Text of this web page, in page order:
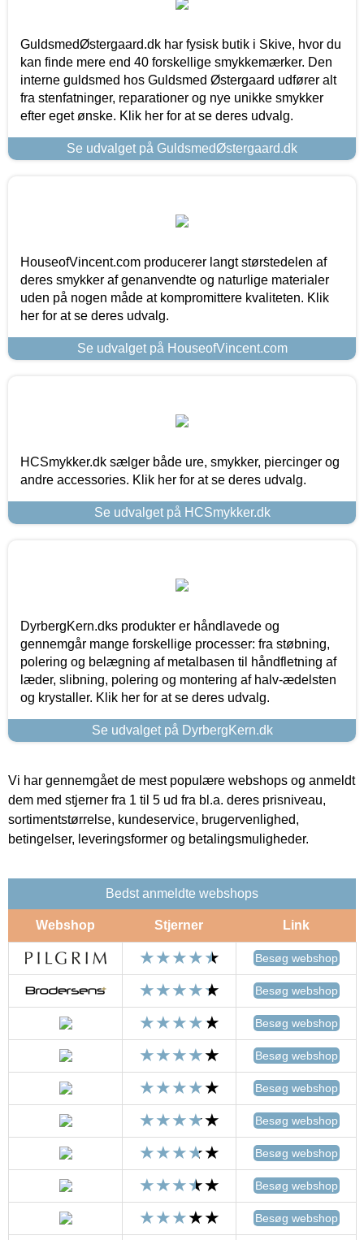
GuldsmedØstergaard.dk har fysisk butik i Skive, hvor du
kan finde mere end 40 forskellige smykkemærker. Den
interne guldsmed hos Guldsmed Østergaard udfører alt
fra stenfatninger, reparationer og nye unikke smykker
efter eget ønske. Klik her for at se deres udvalg.
Se udvalget på GuldsmedØstergaard.dk
HouseofVincent.com producerer langt størstedelen af
deres smykker af genanvendte og naturlige materialer
uden på nogen måde at kompromittere kvaliteten. Klik
her for at se deres udvalg.
Se udvalget på HouseofVincent.com
HCSmykker.dk sælger både ure, smykker, piercinger og
andre accessories. Klik her for at se deres udvalg.
Se udvalget på HCSmykker.dk
DyrbergKern.dks produkter er håndlavede og
gennemgår mange forskellige processer: fra støbning,
polering og belægning af metalbasen til håndfletning af
læder, slibning, polering og montering af halv-ædelsten
og krystaller. Klik her for at se deres udvalg.
Se udvalget på DyrbergKern.dk
Vi har gennemgået de mest populære webshops og anmeldt
dem med stjerner fra 1 til 5 ud fra bl.a. deres prisniveau,
sortimentstørrelse, kundeservice, brugervenlighed,
betingelser, leveringsformer og betalingsmuligheder.
Bedst anmeldte webshops
Webshop Stjerner Link
Besøg webshop
Besøg webshop
Besøg webshop
Besøg webshop
Besøg webshop
Besøg webshop
Besøg webshop
Besøg webshop
Besøg webshop